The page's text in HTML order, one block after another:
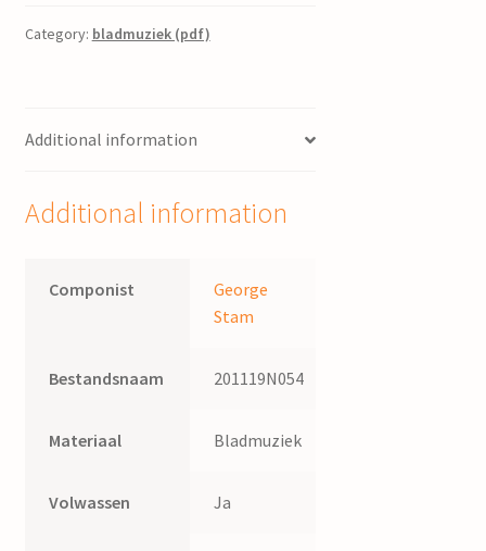
/
quantity
Category: bladmuziek (pdf)
Additional information
Additional information
Componist
George
Stam
Bestandsnaam 201119N054
Materiaal Bladmuziek
Volwassen Ja